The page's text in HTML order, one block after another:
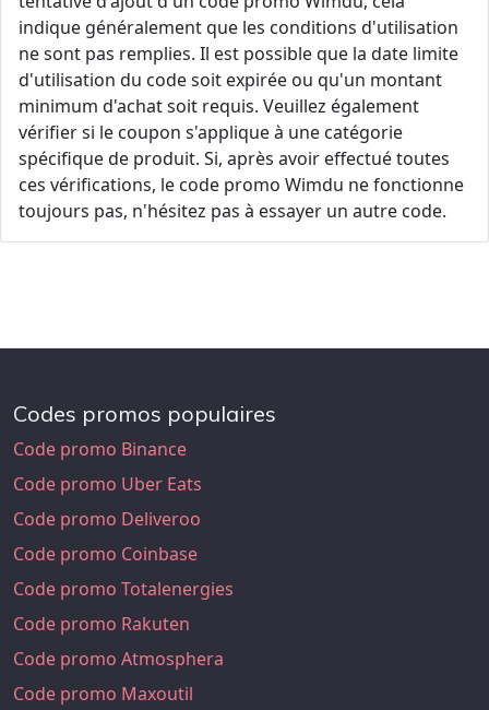
indique généralement que les conditions d'utilisation
ne sont pas remplies. Il est possible que la date limite
d'utilisation du code soit expirée ou qu'un montant
minimum d'achat soit requis. Veuillez également
vérifier si le coupon s'applique à une catégorie
spécifique de produit. Si, après avoir effectué toutes
ces vérifications, le code promo Wimdu ne fonctionne
toujours pas, n'hésitez pas à essayer un autre code.
Codes promos populaires
Code promo Binance
Code promo Uber Eats
Code promo Deliveroo
Code promo Coinbase
Code promo Totalenergies
Code promo Rakuten
Code promo Atmosphera
Code promo Maxoutil